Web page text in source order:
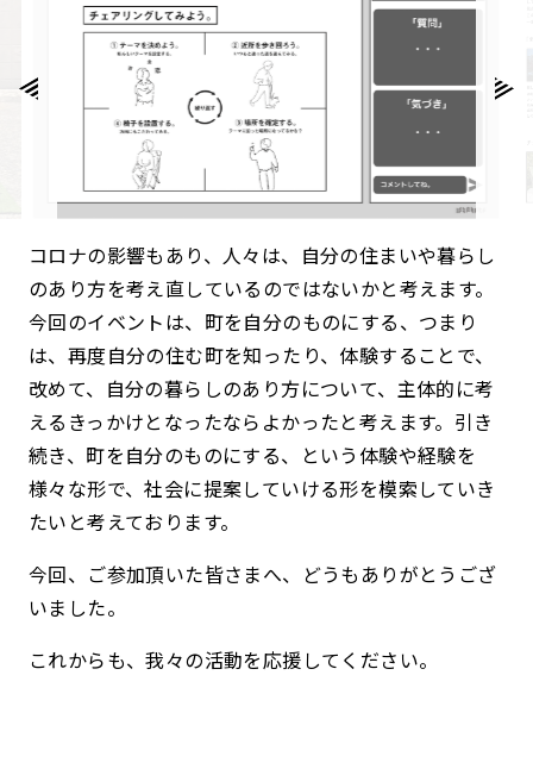
コロナの影響もあり、人々は、自分の住まいや暮らし
のあり方を考え直しているのではないかと考えます。
今回のイベントは、町を自分のものにする、つまり
は、再度自分の住む町を知ったり、体験することで、
改めて、自分の暮らしのあり方について、主体的に考
えるきっかけとなったならよかったと考えます。引き
続き、町を自分のものにする、という体験や経験を
様々な形で、社会に提案していける形を模索していき
たいと考えております。
今回、ご参加頂いた皆さまへ、どうもありがとうござ
いました。
これからも、我々の活動を応援してください。